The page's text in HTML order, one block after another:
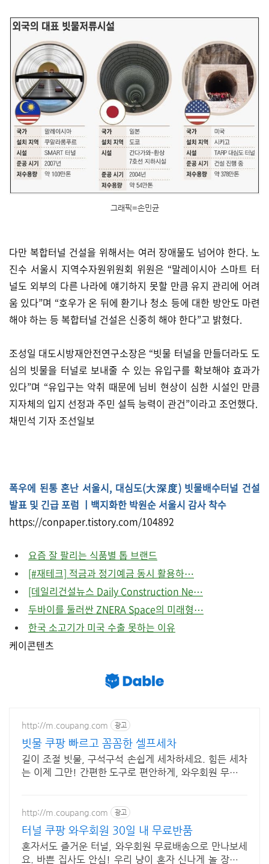
그래픽=손민균
다만 복합터널 건설을 위해서는 여러 장애물도 넘어야 한다. 노
진수 서울시 지역수자원위원회 위원은 “말레이시아 스마트 터
널도 외부의 다른 나라에 얘기하지 못할 만큼 유지 관리에 어려
움 있다”며 “호우가 온 뒤에 환기나 청소 등에 대한 방안도 마련
해야 하는 등 복합터널 건설은 신중히 해야 한다”고 밝혔다.
조성일 대도시방재안전연구소장은 “빗물 터널을 만들더라도 도
심의 빗물을 터널로 보내줄 수 있는 유입구를 확보해야 효과가
있다”며 “유입구는 악취 때문에 님비 현상이 심한 시설인 만큼
지자체의 입지 선정과 주민 설득 능력이 관건”이라고 조언했다.
채민석 기자 조선일보
폭우에 된통 혼난 서울시, 대심도(大深度) 빗물배수터널 건설
발표 및 긴급 포럼 ㅣ백지화한 박원순 서울시 감사 착수
https://conpaper.tistory.com/104892
요즘 잘 팔리는 식품별 톱 브랜드
[#재테크] 적금과 정기예금 동시 활용하⋯
[데일리건설뉴스 Daily Construction Ne⋯
두바이를 둘러싼 ZNERA Space의 미래형⋯
한국 소고기가 미국 수출 못하는 이유
케이콘텐츠
http://m.coupang.com 광고
빗물 쿠팡 빠르고 꼼꼼한 셀프세차
길이 조절 빗물, 구석구석 손쉽게 세차하세요. 힘든 세차
는 이제 그만! 간편한 도구로 편안하게, 와우회원 무료배
http://m.coupang.com 광고
터널 쿠팡 와우회원 30일 내 무료반품
혼자서도 즐거운 터널, 와우회원 무료배송으로 만나보세
요. 바쁜 집사도 안심! 우리 냥이 혼자 신나게 놀 장난감